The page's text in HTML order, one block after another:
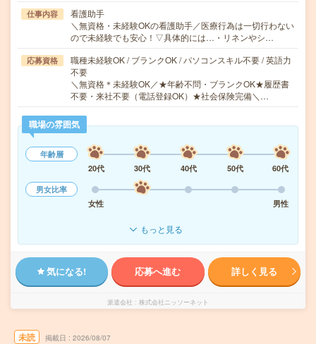
仕事内容
看護助手
＼無資格・未経験OKの看護助手／医療行為は一切行わない
ので未経験でも安心！▽具体的には…・リネンやシ…
応募資格
職種未経験OK / ブランクOK / パソコンスキル不要 / 英語力
不要
＼無資格＊未経験OK／★年齢不問・ブランクOK★履歴書
不要・来社不要（電話登録OK）★社会保険完備＼…
職場の雰囲気
年齢層
20代
30代 40代 50代
60代
男女比率
女性
男性
もっと見る
気になる! 応募へ進む 詳しく見る
派遣会社 株式会社ニッソーネット
未読 掲載日 2026/08/07